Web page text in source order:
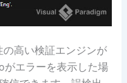
高い検証エンジンが
がエラーを表示した場